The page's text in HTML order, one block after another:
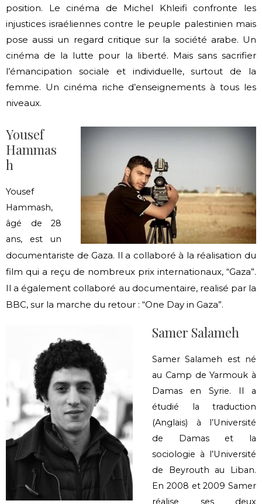
position. Le cinéma de Michel Khleifi confronte les
injustices israéliennes contre le peuple palestinien mais
pose aussi un regard critique sur la société arabe. Un
cinéma de la lutte pour la liberté. Mais sans sacrifier
l’émancipation sociale et individuelle, surtout de la
femme. Un cinéma riche d’enseignements à tous les
niveaux.
Yousef
Hammas
h
Yousef
Hammash,
âgé de 28
ans, est un
documentariste de Gaza. Il a collaboré à la réalisation du
film qui a reçu de nombreux prix internationaux, “Gaza”.
Il a également collaboré au documentaire, realisé par la
BBC, sur la marche du retour : “One Day in Gaza”.
Samer Salameh
Samer Salameh est né
au Camp de Yarmouk à
Damas en Syrie. Il a
étudié la traduction
(Anglais) à l’Université
de Damas et la
sociologie à l’Université
de Beyrouth au Liban.
En 2008 et 2009 Samer
réalise ses deux